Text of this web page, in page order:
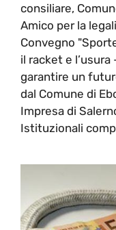
consiliare,
Amico per la
Convegno
il racket e
garantire un
dal Comune di
Impresa di
Istituzionali